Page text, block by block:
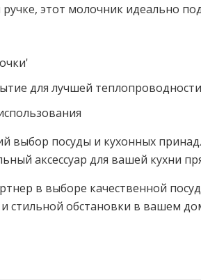
этот молочник идеально
для лучшей теплопроводности
выбор посуды и кухонных
аксессуар для вашей кухни
в выборе качественной
стильной обстановки в вашем